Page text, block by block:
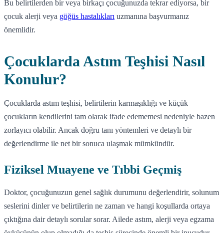
Bu belirtilerden bir veya birkaçı çocuğunuzda tekrar ediyorsa, bir
çocuk alerji veya göğüs hastalıkları uzmanına başvurmanız
önemlidir.
Çocuklarda Astım Teşhisi Nasıl
Konulur?
Çocuklarda astım teşhisi, belirtilerin karmaşıklığı ve küçük
çocukların kendilerini tam olarak ifade edememesi nedeniyle bazen
zorlayıcı olabilir. Ancak doğru tanı yöntemleri ve detaylı bir
değerlendirme ile net bir sonuca ulaşmak mümkündür.
Fiziksel Muayene ve Tıbbi Geçmiş
Doktor, çocuğunuzun genel sağlık durumunu değerlendirir, solunum
seslerini dinler ve belirtilerin ne zaman ve hangi koşullarda ortaya
çıktığına dair detaylı sorular sorar. Ailede astım, alerji veya egzama